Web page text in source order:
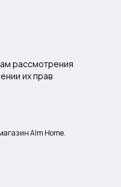
рассмотрения
их прав
Alm Home.